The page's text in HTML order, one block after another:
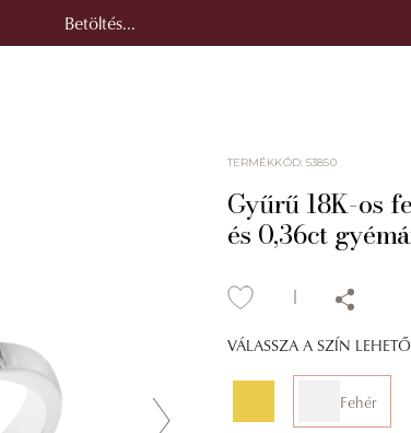
Betöltés...
TERMÉKKÓD:53850
Gyűrű 18K-os
és 0,36ct
VÁLASSZA A SZÍN
Fehér